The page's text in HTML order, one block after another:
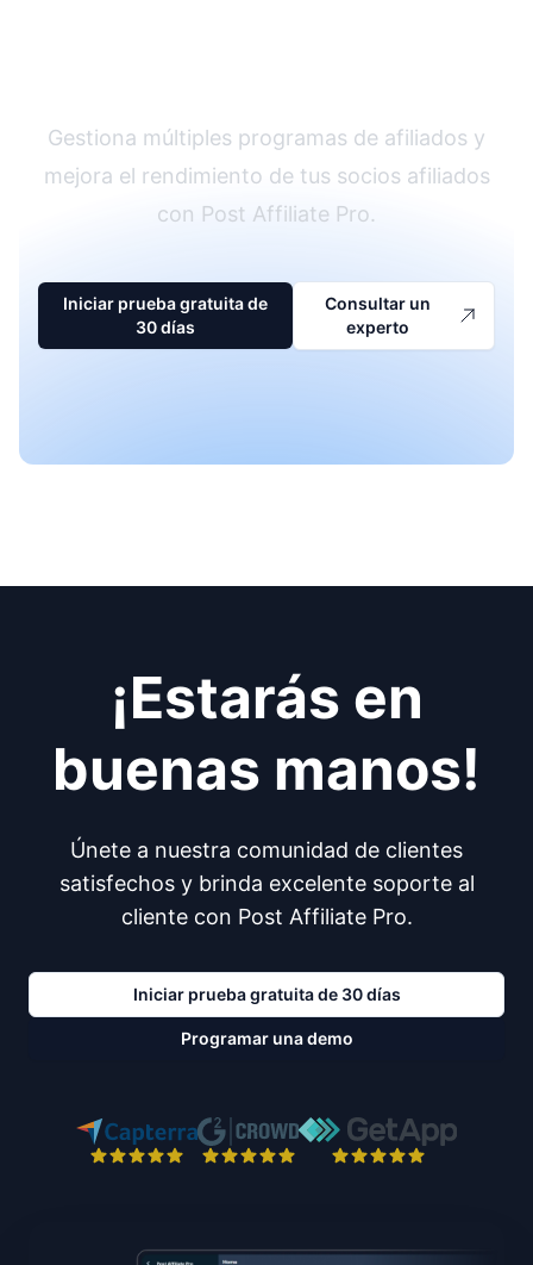
Gestiona múltiples programas de afiliados y
mejora el rendimiento de tus socios afiliados
con Post Affiliate Pro.
Iniciar prueba gratuita de
30 días
Consultar un
experto
¡Estarás en
buenas manos!
Únete a nuestra comunidad de clientes
satisfechos y brinda excelente soporte al
cliente con Post Affiliate Pro.
Iniciar prueba gratuita de 30 días
Programar una demo